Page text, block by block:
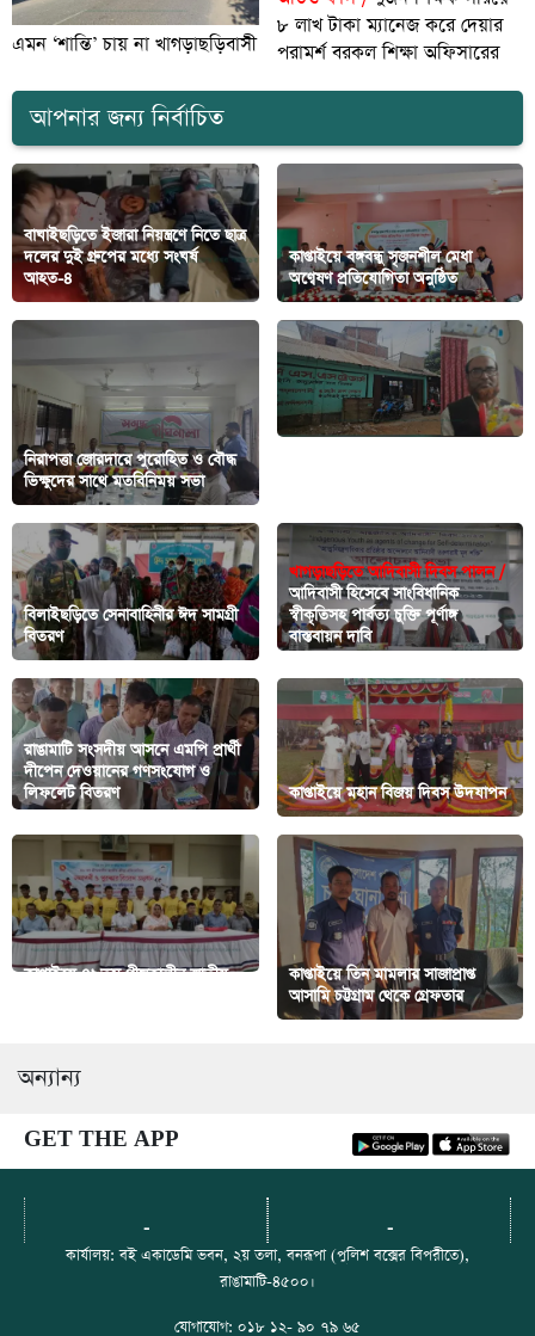
এমন ‘শান্তি’ চায় না খাগড়াছড়িবাসী
৮ লাখ টাকা ম্যানেজ করে দেয়ার
পরামর্শ বরকল শিক্ষা অফিসারের
আপনার জন্য নির্বাচিত
বাঘাইছড়িতে ইজারা নিয়ন্ত্রণে নিতে ছাত্র
দলের দুই গ্রুপের মধ্যে সংঘর্ষ
আহত-৪
কাপ্তাইয়ে বঙ্গবন্ধু সৃজনশীল মেধা
অণ্বেষণ প্রতিযোগিতা অনুষ্ঠিত
নিরাপত্তা জোরদারে পুরোহিত ও বৌদ্ধ
ভিক্ষুদের সাথে মতবিনিময় সভা
বিলাইছড়িতে সেনাবাহিনীর ঈদ সামগ্রী
বিতরণ
খাগড়াছড়িতে আদিবাসী দিবস পালন /
আদিবাসী হিসেবে সাংবিধানিক
স্বীকৃতিসহ পার্বত্য চুক্তি পূর্ণাঙ্গ
বাস্তবায়ন দাবি
‎রাঙামাটি সংসদীয় আসনে এমপি প্রার্থী
দীপেন দেওয়ানের গণসংযোগ ও
লিফলেট বিতরণ
কাপ্তাইয়ে মহান বিজয় দিবস উদযাপন
কাপ্তাইয়ে ৪৯তম গ্রীষ্মকালীন জাতীয়
কাপ্তাইয়ে তিন মামলার সাজাপ্রাপ্ত
আসামি চট্টগ্রাম থেকে গ্রেফতার
অন্যান্য
GET THE APP
- -
কার্যালয়: বই একাডেমি ভবন, ২য় তলা, বনরূপা (পুলিশ বক্সের বিপরীতে),
রাঙামাটি-৪৫০০।
যোগাযোগ: ০১৮ ১২- ৯০ ৭৯ ৬৫